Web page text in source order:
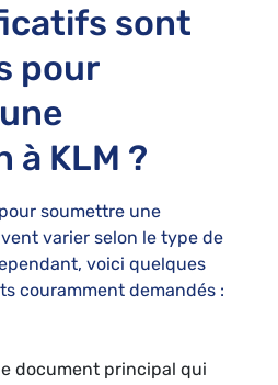
sont
pour
à KLM ?
soumettre une
varier selon le type de
voici quelques
couramment demandés :
document principal qui